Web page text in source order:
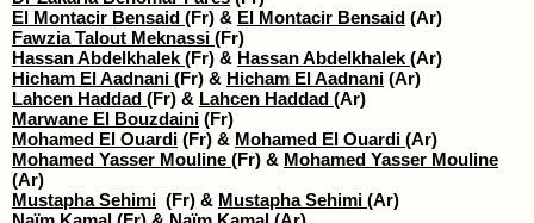
El Montacir Bensaid (Fr) & El Montacir Bensaid (Ar)
Fawzia Talout Meknassi (Fr)
Hassan Abdelkhalek (Fr) & Hassan Abdelkhalek (Ar)
Hicham El Aadnani (Fr) & Hicham El Aadnani (Ar)
Lahcen Haddad (Fr) & Lahcen Haddad (Ar)
Marwane El Bouzdaini (Fr)
Mohamed El Ouardi (Fr) & Mohamed El Ouardi (Ar)
Mohamed Yasser Mouline (Fr) & Mohamed Yasser Mouline
(Ar)
Mustapha Sehimi (Fr) & Mustapha Sehimi (Ar)